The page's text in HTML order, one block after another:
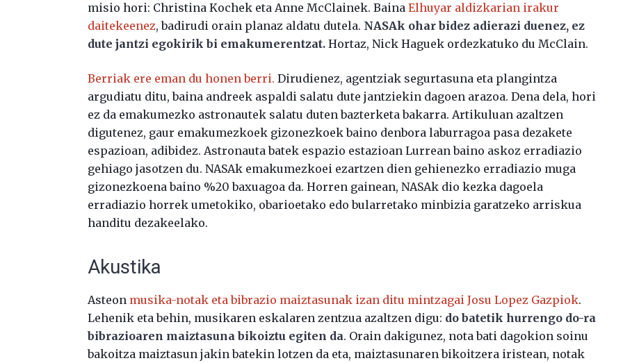
misio hori: Christina Kochek eta Anne McClainek. BainaElhuyar aldizkarian irakur
daitekeenez, badirudi orain planaz aldatu dutela. NASAk ohar bidez adierazi duenez, ez
dute jantzi egokirik bi emakumerentzat. Hortaz, Nick Haguek ordezkatuko du McClain.
Berriak ere eman du honen berri. Dirudienez, agentziak segurtasuna eta plangintza
argudiatu ditu, baina andreek aspaldi salatu dute jantziekin dagoen arazoa. Dena dela, hori
ez da emakumezko astronautek salatu duten bazterketa bakarra. Artikuluan azaltzen
digutenez, gaur emakumezkoek gizonezkoek baino denbora laburragoa pasa dezakete
espazioan, adibidez. Astronauta batek espazio estazioan Lurrean baino askoz erradiazio
gehiago jasotzen du. NASAk emakumezkoei ezartzen dien gehienezko erradiazio muga
gizonezkoena baino %20 baxuagoa da. Horren gainean, NASAk dio kezka dagoela
erradiazio horrek umetokiko, obarioetako edo bularretako minbizia garatzeko arriskua
handitu dezakeelako.
Akustika
Asteon musika-notak eta bibrazio maiztasunak izan ditu mintzagai Josu Lopez Gazpiok.
Lehenik eta behin, musikaren eskalaren zentzua azaltzen digu: do batetik hurrengo do-ra
bibrazioaren maiztasuna bikoiztu egiten da. Orain dakigunez, nota bati dagokion soinu
bakoitza maiztasun jakin batekin lotzen da eta, maiztasunaren bikoitzera iristean, notak